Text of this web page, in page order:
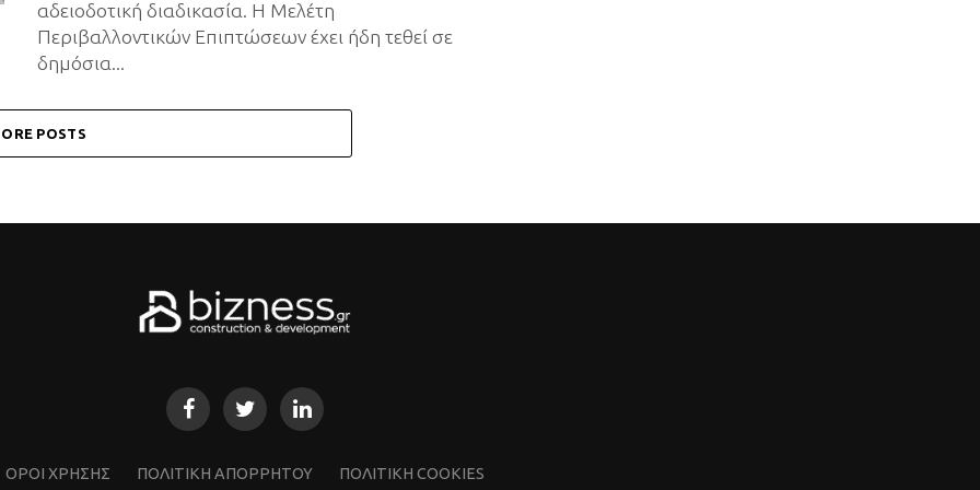
αδειοδοτική διαδικασία. Η Μελέτη
Περιβαλλοντικών Επιπτώσεων έχει ήδη τεθεί σε
δημόσια...
POSTS
ΌΡΟΙ ΧΡΗΣΗΣ ΠΟΛΙΤΙΚΗ ΑΠΟΡΡΗΤΟΥ ΠΟΛΙΤΙΚΗ COOKIES